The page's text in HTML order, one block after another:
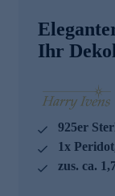
Ihr
925er
1x
zus. ca.